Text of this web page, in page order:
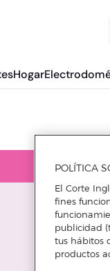
Hogar
POLÍTICA
El Corte
fines
publicidad
tus hábitos
productos